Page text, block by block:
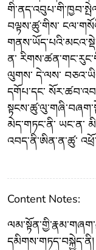
བལྟས་ཚུ་གིས་
ན་
ལུགས་ དེ་ལས་
དགོཔ་དང་
མེད་གཏང་ནི་ ཡང་ན་
འབད་ནི་ཨིན་ན་ཚུ་
Content Notes: